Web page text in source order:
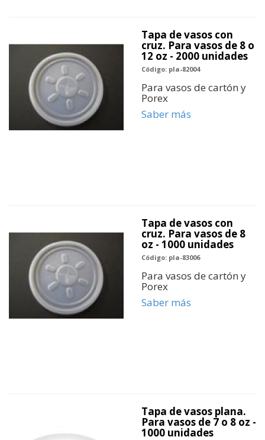
Tapa de vasos con
cruz. Para vasos de 8 o
12 oz - 2000 unidades
Código: pla-82004
Para vasos de cartón y
Porex
Saber más
Tapa de vasos con
cruz. Para vasos de 8
oz - 1000 unidades
Código: pla-83006
Para vasos de cartón y
Porex
Saber más
Tapa de vasos plana.
Para vasos de 7 o 8 oz -
1000 unidades